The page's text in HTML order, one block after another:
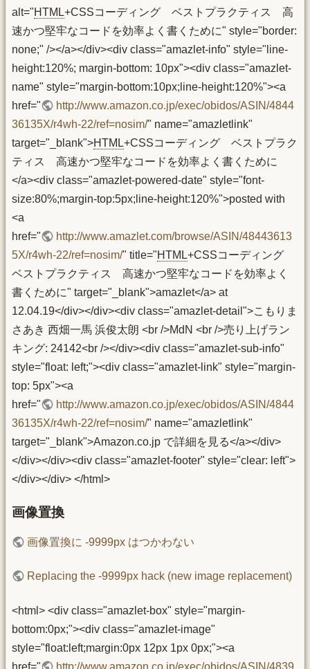
alt="HTML+CSSコーディング ベストプラクティス 高
速かつ堅牢なコードを効率よく書くために" style="border:
none;" /></a></div><div class="amazlet-info" style="line-
height:120%; margin-bottom: 10px"><div class="amazlet-
name" style="margin-bottom:10px;line-height:120%"><a
href="
http://www.amazon.co.jp/exec/obidos/ASIN/4844
36135X/r4wh-22/ref=nosim/" name="amazletlink"
target="_blank">HTML+CSSコーディング ベストプラク
ティス 高速かつ堅牢なコードを効率よく書くために
</a><div class="amazlet-powered-date" style="font-
size:80%;margin-top:5px;line-height:120%">posted with
<a
href="
http://www.amazlet.com/browse/ASIN/48443613
5X/r4wh-22/ref=nosim/" title="HTML+CSSコーディング
ベストプラクティス 高速かつ堅牢なコードを効率よく
書くために" target="_blank">amazlet</a> at
12.04.19</div></div><div class="amazlet-detail">こもりま
さあき 西畑一馬 浜俊太朗 <br />MdN <br />売り上げラン
キング: 24142<br /></div><div class="amazlet-sub-info"
style="float: left;"><div class="amazlet-link" style="margin-
top: 5px"><a
href="
http://www.amazon.co.jp/exec/obidos/ASIN/4844
36135X/r4wh-22/ref=nosim/" name="amazletlink"
target="_blank">Amazon.co.jp で詳細を見る</a></div>
</div></div><div class="amazlet-footer" style="clear: left">
</div></div> </html>
画像置換
画像置換に -9999px はつかわない
Replacing the -9999px hack (new image replacement)
<html> <div class="amazlet-box" style="margin-
bottom:0px;"><div class="amazlet-image"
style="float:left;margin:0px 12px 1px 0px;"><a
href="
http://www.amazon.co.jp/exec/obidos/ASIN/4839